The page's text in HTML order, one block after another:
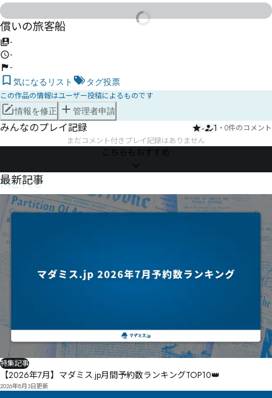
償いの旅客船
-
-
-
気になるリスト タグ投票
この作品の情報はユーザー投稿によるものです
情報を修正 管理者申請
みんなのプレイ記録 - 1 ・ 0件のコメント
まだコメント付きプレイ記録はありません
こちらもおすすめ
NEWS
最新記事
特集記事
【2026年7月】マダミス.jp月間予約数ランキングTOP10👑
2026年8月3日更新